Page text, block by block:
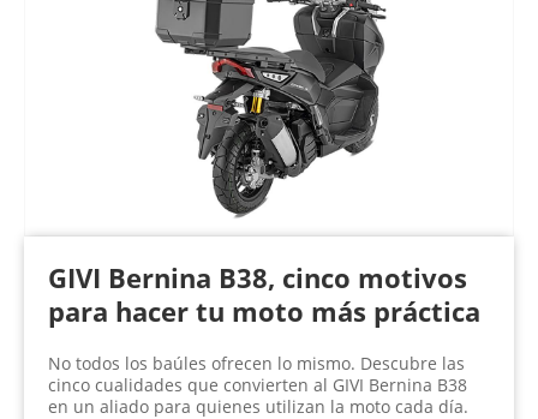
GIVI Bernina B38, cinco motivos
para hacer tu moto más práctica
No todos los baúles ofrecen lo mismo. Descubre las
cinco cualidades que convierten al GIVI Bernina B38
en un aliado para quienes utilizan la moto cada día.